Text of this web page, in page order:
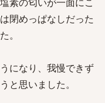
閉めっぱなしだった
。
になり、我慢できず
と思いました。